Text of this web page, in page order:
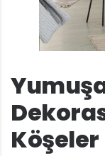
Köşeler